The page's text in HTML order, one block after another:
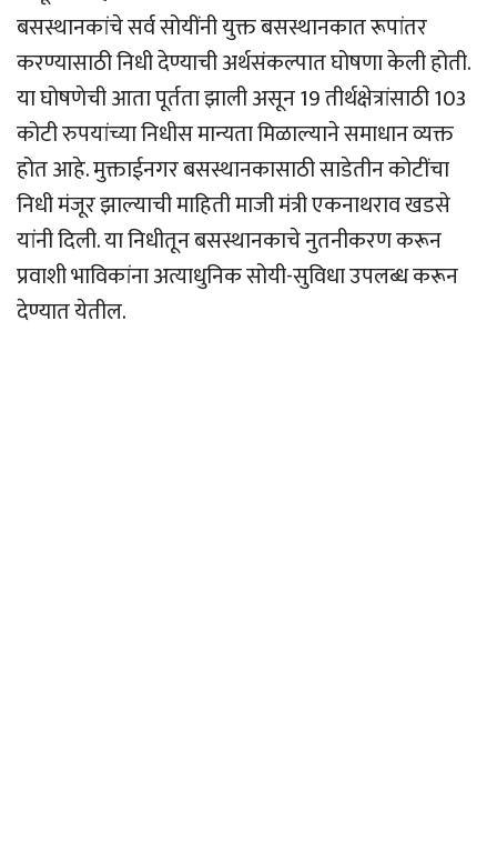
बसस्थानकांचे सर्व सोयींनी युक्त बसस्थानकात रूपांतर
करण्यासाठी निधी देण्याची अर्थसंकल्पात घोषणा केली होती.
या घोषणेची आता पूर्तता झाली असून 19 तीर्थक्षेत्रांसाठी 103
कोटी रुपयांच्या निधीस मान्यता मिळाल्याने समाधान व्यक्त
होत आहे. मुक्ताईनगर बसस्थानकासाठी साडेतीन कोटींचा
निधी मंजूर झाल्याची माहिती माजी मंत्री एकनाथराव खडसे
यांनी दिली. या निधीतून बसस्थानकाचे नुतनीकरण करून
प्रवाशी भाविकांना अत्याधुनिक सोयी-सुविधा उपलब्ध करून
देण्यात येतील.